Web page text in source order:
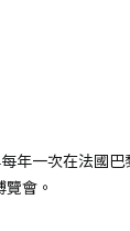
年一次在法國巴
會。